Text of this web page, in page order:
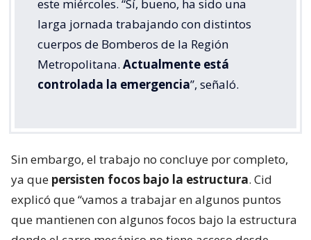
este miércoles. “Sí, bueno, ha sido una
larga jornada trabajando con distintos
cuerpos de Bomberos de la Región
Metropolitana. Actualmente está
controlada la emergencia”, señaló.
Sin embargo, el trabajo no concluye por completo,
ya que persisten focos bajo la estructura. Cid
explicó que “vamos a trabajar en algunos puntos
que mantienen con algunos focos bajo la estructura